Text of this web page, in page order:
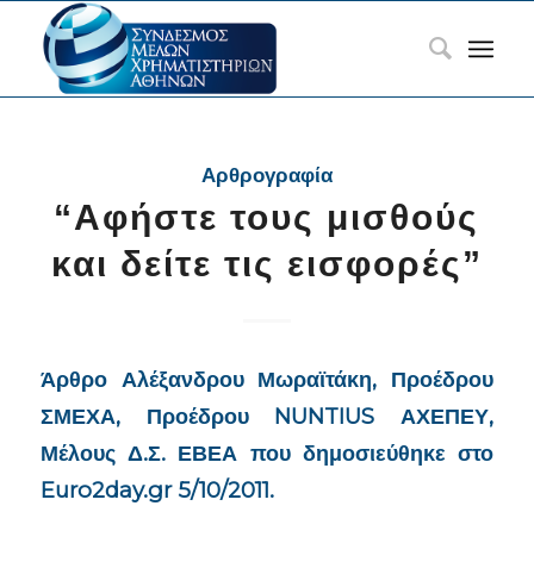
Αρθρογραφία
“Αφήστε τους μισθούς
και δείτε τις εισφορές”
Άρθρο Αλέξανδρου Μωραϊτάκη, Προέδρου
ΣΜΕΧΑ, Προέδρου NUNTIUS ΑΧΕΠΕΥ,
Μέλους Δ.Σ. ΕΒΕΑ που δημοσιεύθηκε στο
Euro2day.gr 5/10/2011.